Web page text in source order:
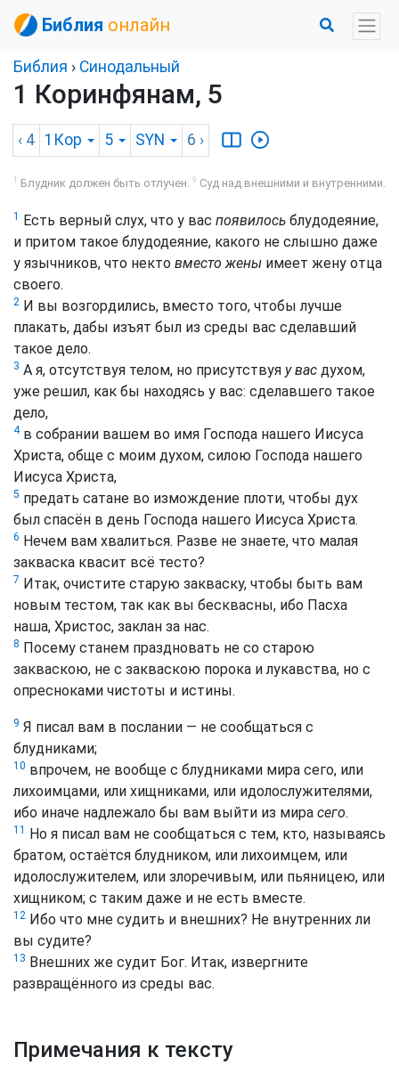
Библия онлайн
Библия › Синодальный
1 Коринфянам, 5
‹ 4 1Кор 5 SYN 6 ›
1 Блудник должен быть отлучен. 9 Суд над внешними и внутренними.
1 Есть верный слух, что у вас появилось блудодеяние,
и притом такое блудодеяние, какого не слышно даже
у язычников, что некто вместо жены имеет жену отца
своего.
2 И вы возгордились, вместо того, чтобы лучше
плакать, дабы изъят был из среды вас сделавший
такое дело.
3 А я, отсутствуя телом, но присутствуя у вас духом,
уже решил, как бы находясь у вас: сделавшего такое
дело,
4в собрании вашем во имя Господа нашего Иисуса
Христа, обще с моим духом, силою Господа нашего
Иисуса Христа,
5 предать сатане во измождение плоти, чтобы дух
был спасён в день Господа нашего Иисуса Христа.
6 Нечем вам хвалиться. Разве не знаете, что малая
закваска квасит всё тесто?
7 Итак, очистите старую закваску, чтобы быть вам
новым тестом, так как вы бесквасны, ибо Пасха
наша, Христос, заклан за нас.
8 Посему станем праздновать не со старою
закваскою, не с закваскою порока и лукавства, но с
опресноками чистоты и истины.
9 Я писал вам в послании — не сообщаться с
блудниками;
10 впрочем, не вообще с блудниками мира сего, или
лихоимцами, или хищниками, или идолослужителями,
ибо иначе надлежало бы вам выйти из мира сего.
11
Но я писал вам не сообщаться с тем, кто, называясь
братом, остаётся блудником, или лихоимцем, или
идолослужителем, или злоречивым, или пьяницею, или
хищником; с таким даже и не есть вместе.
12 Ибо что мне судить и внешних? Не внутренних ли
вы судите?
13 Внешних же судит Бог. Итак, извергните
развращённого из среды вас.
Примечания к тексту